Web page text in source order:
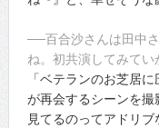
──百合沙さんは田中
ね。初共演してみてい
「ベテランのお芝居
が再会するシーンを
見てるのってアドリ